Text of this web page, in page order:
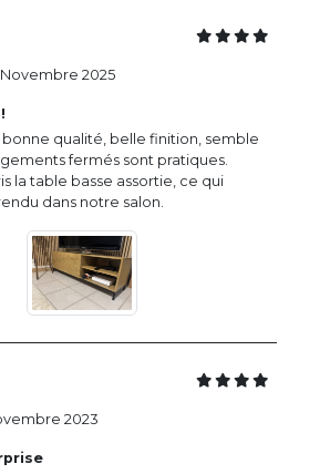
bonne qualité, belle finition, semble
fermés sont pratiques.
la table basse assortie, ce qui
dans notre salon.
2025
2023